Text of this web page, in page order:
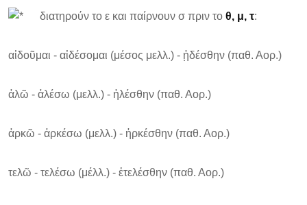
διατηρούν το ε και παίρνουν σ πριν το θ, μ, τ:
αἰδοῦμαι - αἰδέσομαι (μέσος μελλ.) - ᾐδέσθην (παθ. Αορ.)
ἀλῶ - ἀλέσω (μελλ.) - ἠλέσθην (παθ. Αορ.)
ἀρκῶ - ἀρκέσω (μελλ.) - ἠρκέσθην (παθ. Αορ.)
τελῶ - τελέσω (μέλλ.) - ἐτελέσθην (παθ. Αορ.)